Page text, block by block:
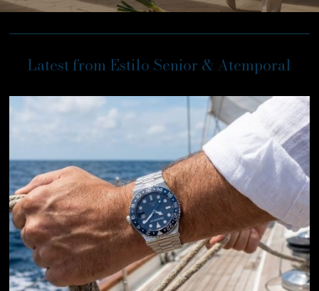
Latest from Estilo Senior & Atemporal